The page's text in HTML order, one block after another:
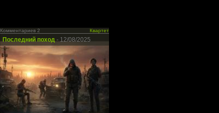
Комментариев 2 Квартет
Последний поход- 12/08/2025